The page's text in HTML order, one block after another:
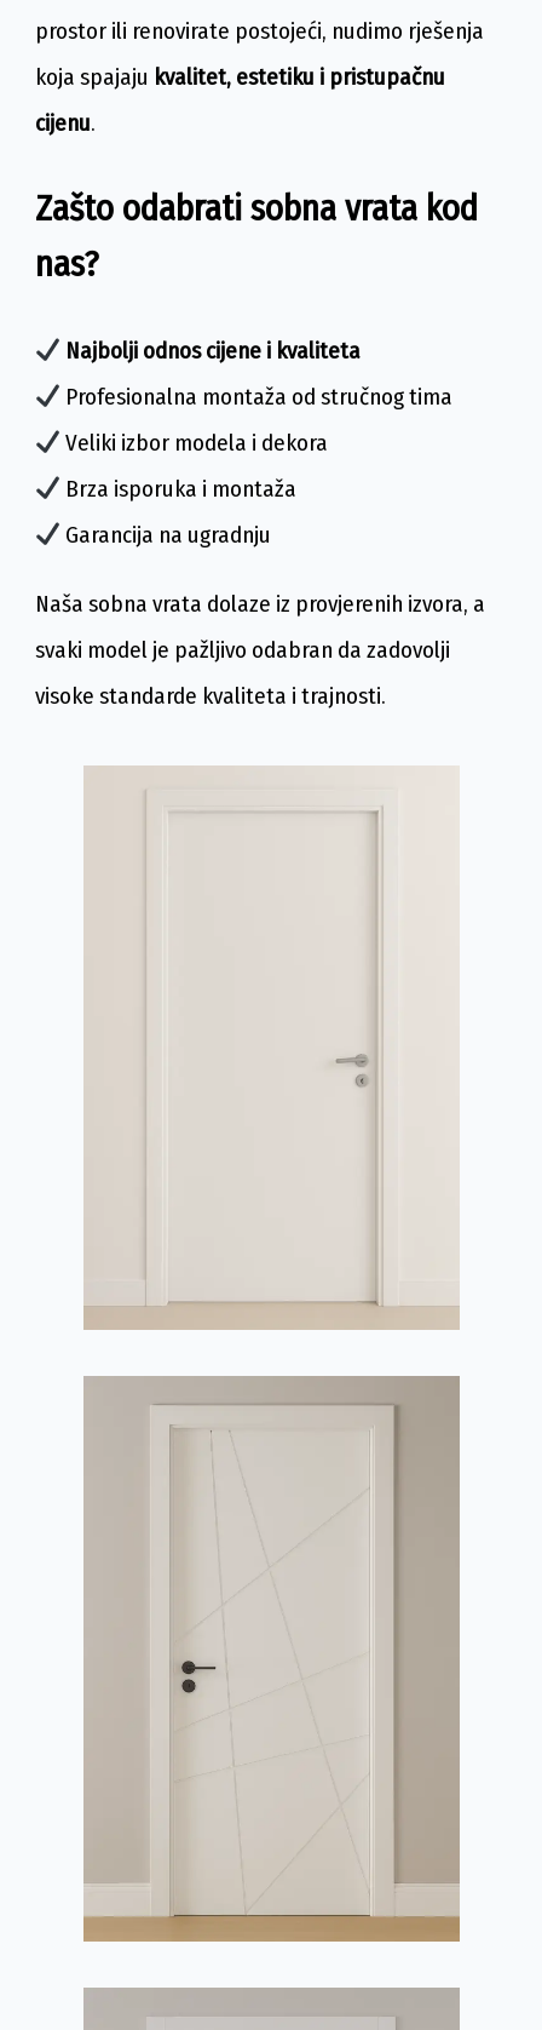
prostor ili renovirate postojeći, nudimo rješenja
koja spajaju kvalitet, estetiku i pristupačnu
cijenu.
Zašto odabrati sobna vrata kod
nas?
Najbolji odnos cijene i kvaliteta
Profesionalna montaža od stručnog tima
Veliki izbor modela i dekora
Brza isporuka i montaža
Garancija na ugradnju
Naša sobna vrata dolaze iz provjerenih izvora, a
svaki model je pažljivo odabran da zadovolji
visoke standarde kvaliteta i trajnosti.